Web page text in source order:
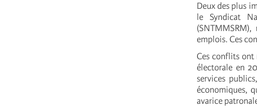
Deux des plus
le Syndicat
emplois. Ces
Ces conflits ont
électorale en
services
économiques,
avarice